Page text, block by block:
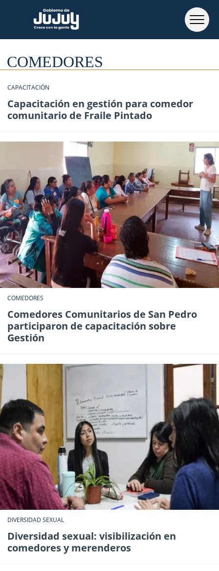
COMEDORES
CAPACITACIÓN
Capacitación en gestión para comedor
comunitario de Fraile Pintado
COMEDORES
Comedores Comunitarios de San Pedro
participaron de capacitación sobre
Gestión
DIVERSIDAD SEXUAL
Diversidad sexual: visibilización en
comedores y merenderos